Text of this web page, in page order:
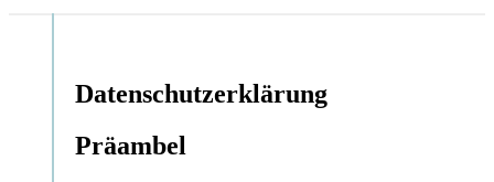
Datenschutzerklärung
Präambel